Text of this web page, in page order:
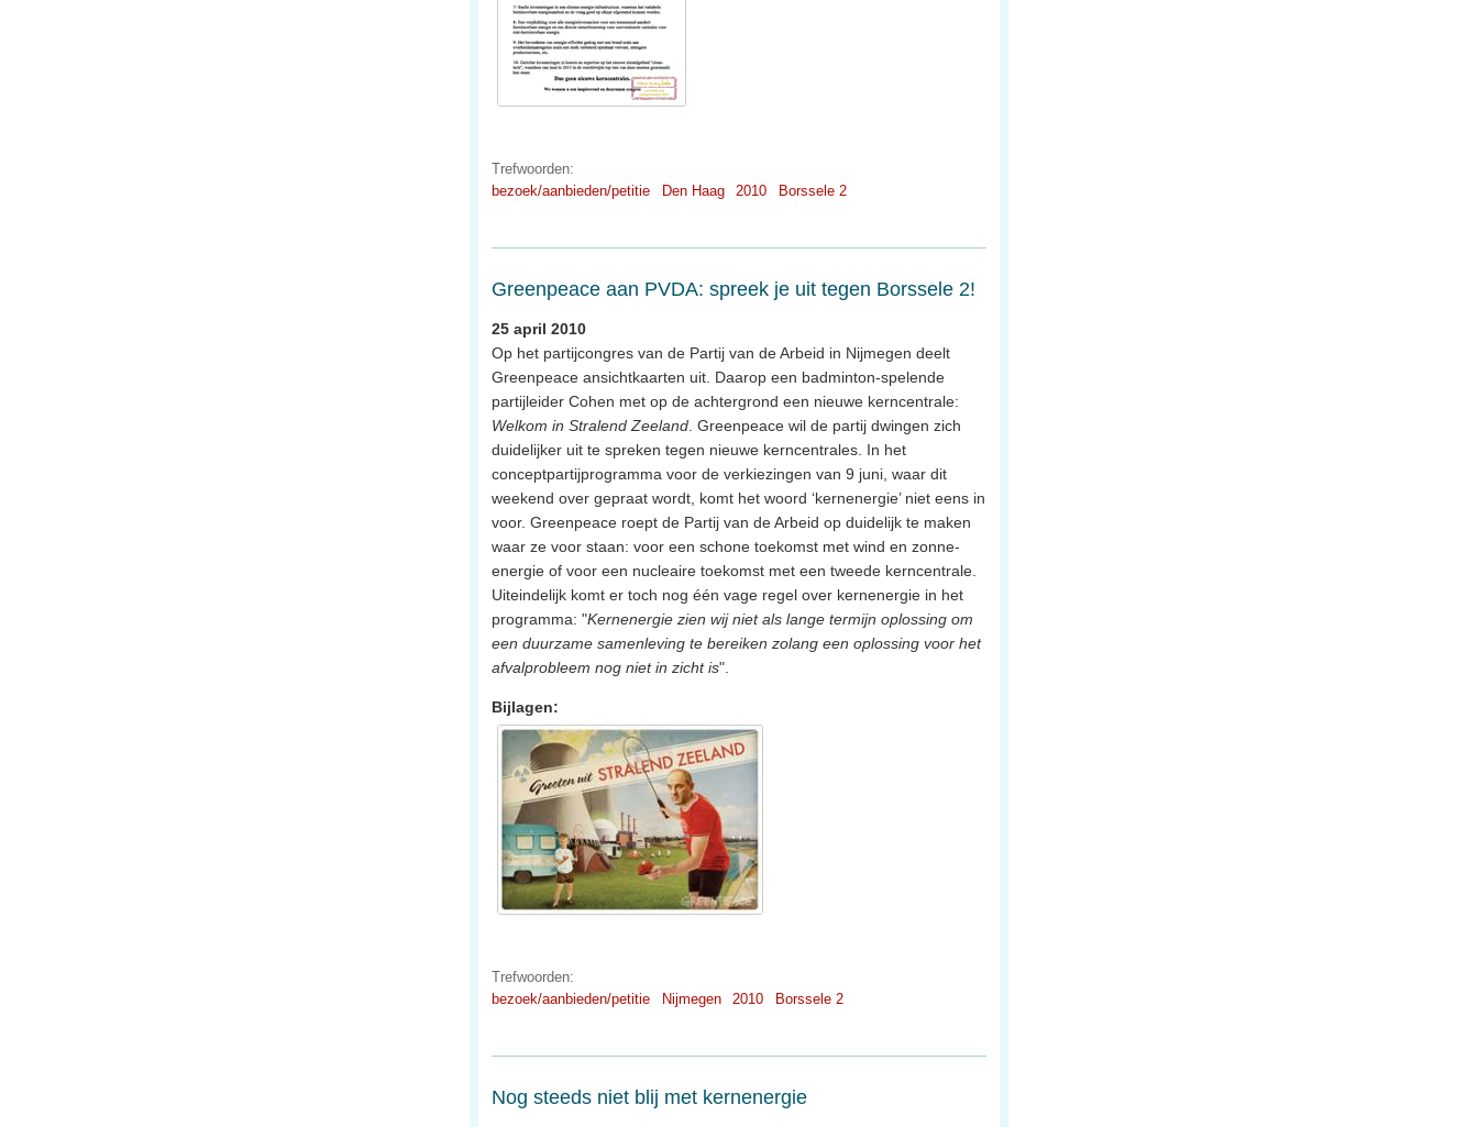
Trefwoorden:
bezoek/aanbieden/petitie
Den Haag 2010 Borssele 2
Greenpeace aan PVDA: spreek je uit tegen Borssele 2!
25 april 2010
Op het partijcongres van de Partij van de Arbeid in Nijmegen deelt
Greenpeace ansichtkaarten uit. Daarop een badminton-spelende
partijleider Cohen met op de achtergrond een nieuwe kerncentrale:
Welkom in Stralend Zeeland . Greenpeace wil de partij dwingen zich
duidelijker uit te spreken tegen nieuwe kerncentrales. In het
conceptpartijprogramma voor de verkiezingen van 9 juni, waar dit
weekend over gepraat wordt, komt het woord ‘kernenergie’ niet eens in
voor. Greenpeace roept de Partij van de Arbeid op duidelijk te maken
waar ze voor staan: voor een schone toekomst met wind en zonne-
energie of voor een nucleaire toekomst met een tweede kerncentrale.
Uiteindelijk komt er toch nog één vage regel over kernenergie in het
programma: "Kernenergie zien wij niet als lange termijn oplossing om
een duurzame samenleving te bereiken zolang een oplossing voor het
afvalprobleem nog niet in zicht is".
Bijlagen:
Trefwoorden:
bezoek/aanbieden/petitie
Nijmegen 2010 Borssele 2
Nog steeds niet blij met kernenergie